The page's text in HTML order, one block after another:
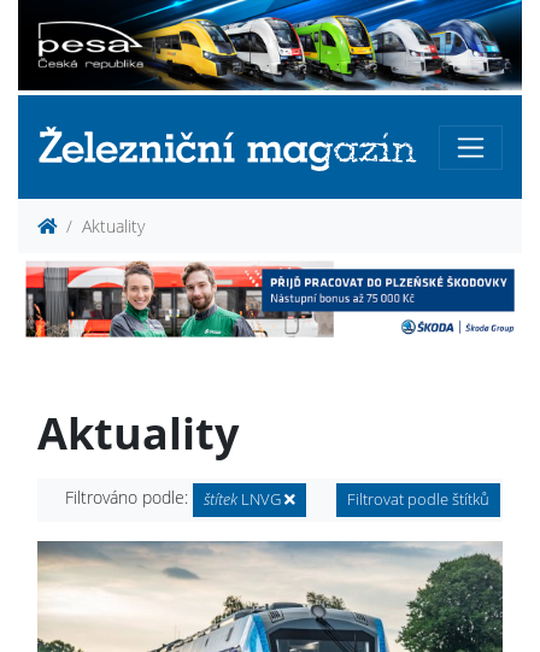
Aktuality
Aktuality
Filtrováno podle: štítek LNVG Filtrovat podle štítků